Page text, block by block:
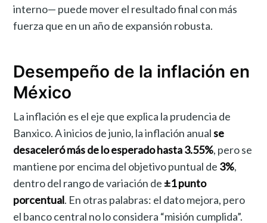
interno— puede mover el resultado final con más
fuerza que en un año de expansión robusta.
Desempeño de la inflación en
México
La inflación es el eje que explica la prudencia de
Banxico. A inicios de junio, la inflación anualse
desaceleró más de lo esperado hasta 3.55%, pero se
mantiene por encima del objetivo puntual de 3%,
dentro del rango de variación de ±1 punto
porcentual. En otras palabras: el dato mejora, pero
el banco central no lo considera “misión cumplida”.